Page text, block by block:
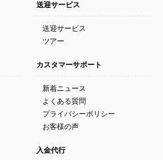
送迎サービス
送迎サービス
ツアー
カスタマーサポート
新着ニュース
よくある質問
プライバシーポリシー
お客様の声
入金代行